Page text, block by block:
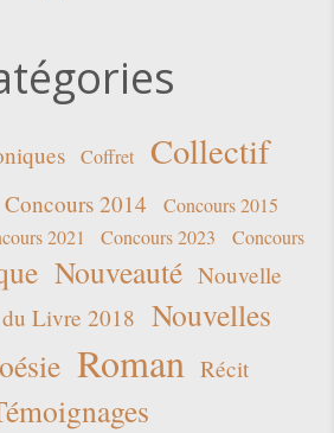
Coffret
Collectif
Concours 2014
Concours 2015
2021 Concours 2023
Concours
Nouveauté Nouvelle
Livre 2018 Nouvelles
Roman Récit